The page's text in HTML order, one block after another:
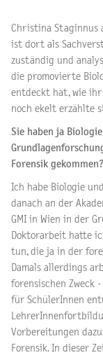
Christina Staginnus
ist dort als
zuständig und
die promovierte
entdeckt hat, wie ihr
noch ekelt erzählte
Sie haben ja
Forensik gekommen?
Ich habe Biologie
danach an der
GMI in Wien in der
Doktorarbeit hatte
tun, die ja in der
Damals allerdings
forensischen Zweck
für SchülerInnen
Vorbereitungen
Forensik. In dieser